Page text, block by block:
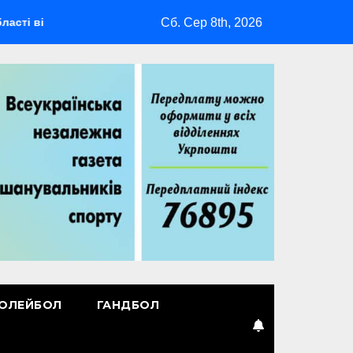
мультиспортивний табір ГАРТ 2026 – як долучитися
Сб. Сер 8th, 2026
ГАНДБОЛ